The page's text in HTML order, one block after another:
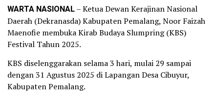
WARTA NASIONAL– Ketua Dewan Kerajinan Nasional
Daerah (Dekranasda) Kabupaten Pemalang, Noor Faizah
Maenofie membuka Kirab Budaya Slumpring (KBS)
Festival Tahun 2025.
KBS diselenggarakan selama 3 hari, mulai 29 sampai
dengan 31 Agustus 2025 di Lapangan Desa Cibuyur,
Kabupaten Pemalang.